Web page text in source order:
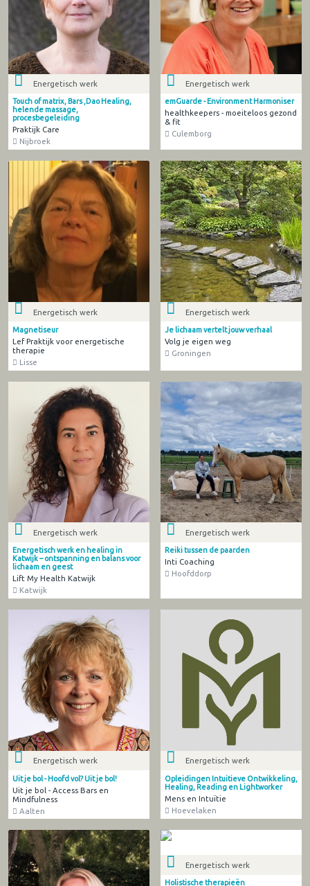
Energetisch werk
Touch of matrix, Bars ,Dao Healing,
helende massage,
procesbegeleiding
Praktijk Care
Nijbroek
Energetisch werk
emGuarde - Environment Harmoniser
healthkeepers - moeiteloos gezond
& fit
Culemborg
Energetisch werk
Magnetiseur
Lef Praktijk voor energetische
therapie
Lisse
Energetisch werk
Je lichaam vertelt jouw verhaal
Volg je eigen weg
Groningen
Energetisch werk
Energetisch werk en healing in
Katwijk – ontspanning en balans voor
lichaam en geest
Lift My Health Katwijk
Katwijk
Energetisch werk
Reiki tussen de paarden
Inti Coaching
Hoofddorp
Energetisch werk
Uit je bol - Hoofd vol? Uit je bol!
Uit je bol - Access Bars en
Mindfulness
Aalten
Energetisch werk
Opleidingen Intuitieve Ontwikkeling,
Healing, Reading en Lightworker
Mens en Intuïtie
Hoevelaken
Energetisch werk
Holistische therapieën